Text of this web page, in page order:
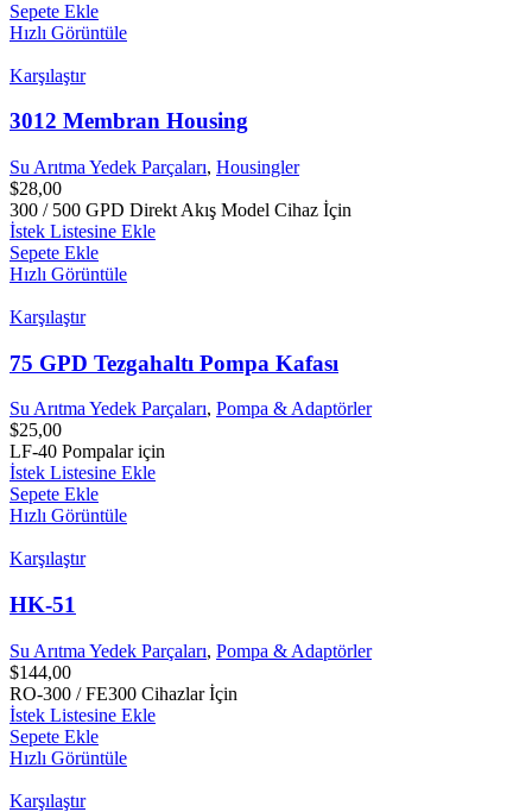
Sepete Ekle
Hızlı Görüntüle
Karşılaştır
3012 Membran Housing
Su Arıtma Yedek Parçaları, Housingler
$28,00
300 / 500 GPD Direkt Akış Model Cihaz İçin
İstek Listesine Ekle
Sepete Ekle
Hızlı Görüntüle
Karşılaştır
75 GPD Tezgahaltı Pompa Kafası
Su Arıtma Yedek Parçaları, Pompa & Adaptörler
$25,00
LF-40 Pompalar için
İstek Listesine Ekle
Sepete Ekle
Hızlı Görüntüle
Karşılaştır
HK-51
Su Arıtma Yedek Parçaları, Pompa & Adaptörler
$144,00
RO-300 / FE300 Cihazlar İçin
İstek Listesine Ekle
Sepete Ekle
Hızlı Görüntüle
Karşılaştır